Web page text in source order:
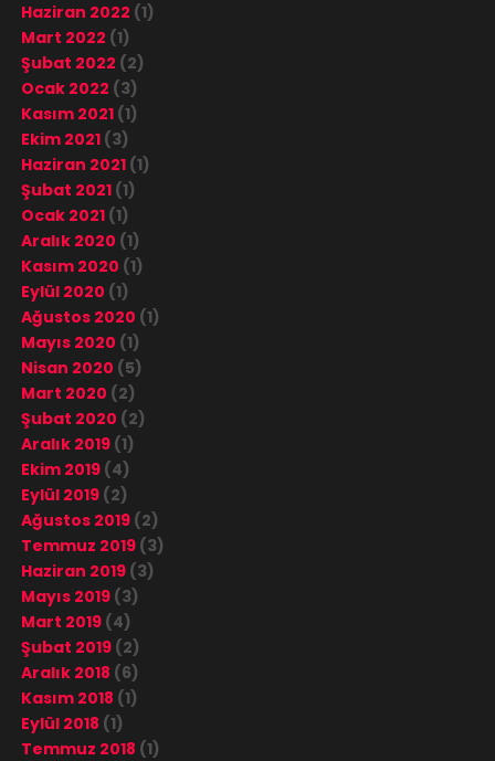
Haziran 2022 (1)
Mart 2022 (1)
Şubat 2022 (2)
Ocak 2022 (3)
Kasım 2021(1)
Ekim 2021(3)
Haziran 2021(1)
Şubat 2021(1)
Ocak 2021(1)
Aralık 2020 (1)
Kasım 2020 (1)
Eylül 2020 (1)
Ağustos 2020 (1)
Mayıs 2020 (1)
Nisan 2020 (5)
Mart 2020 (2)
Şubat 2020 (2)
Aralık 2019(1)
Ekim 2019(4)
Eylül 2019(2)
Ağustos 2019(2)
Temmuz 2019(3)
Haziran 2019(3)
Mayıs 2019(3)
Mart 2019(4)
Şubat 2019(2)
Aralık 2018 (6)
Kasım 2018 (1)
Eylül 2018 (1)
Temmuz 2018 (1)